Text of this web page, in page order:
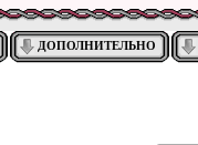
ДОПОЛНИТЕЛЬНО